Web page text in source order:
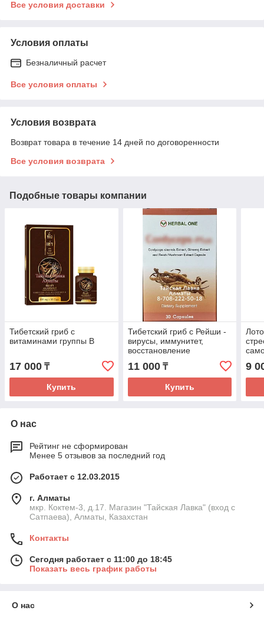
Все условия доставки
Условия оплаты
Безналичный расчет
Все условия оплаты
Условия возврата
Возврат товара в течение 14 дней по договоренности
Все условия возврата
Подобные товары компании
Тибетский гриб с
витаминами группы В
17 000 ₸
Купить
Тибетский гриб с Рейши -
вирусы, иммунитет,
восстановление
организма и др
11 000₸
Купить
9
О нас
Рейтинг не сформирован
Менее 5 отзывов за последний год
Работает с 12.03.2015
г. Алматы
мкр. Коктем-3, д.17. Магазин "Тайская Лавка" (вход с
Сатпаева), Алматы, Казахстан
Контакты
Сегодня работает с 11:00 до 18:45
Показать весь график работы
О нас